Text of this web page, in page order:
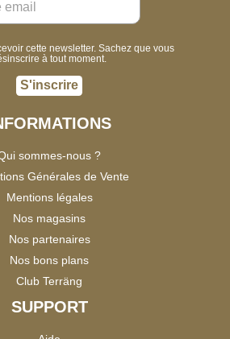
cette newsletter. Sachez que vous
à tout moment.
S'inscrire
sommes-nous ?
Générales de Vente
Mentions légales
Nos magasins
Nos partenaires
Nos bons plans
Club Terräng
SUPPORT